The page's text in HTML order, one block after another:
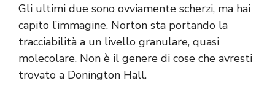
Gli ultimi due sono ovviamente scherzi, ma hai
capito l’immagine. Norton sta portando la
tracciabilità a un livello granulare, quasi
molecolare. Non è il genere di cose che avresti
trovato a Donington Hall.